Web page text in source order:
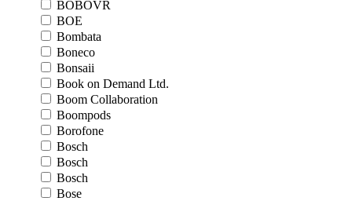
BOBOVR
BOE
Bombata
Boneco
Bonsaii
Book on Demand Ltd.
Boom Collaboration
Boompods
Borofone
Bosch
Bosch
Bosch
Bose